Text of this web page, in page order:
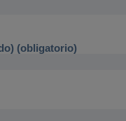
(obligatorio)